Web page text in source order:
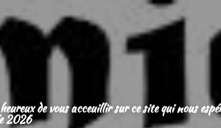
de vous acceuillir sur ce site qui nous
2026